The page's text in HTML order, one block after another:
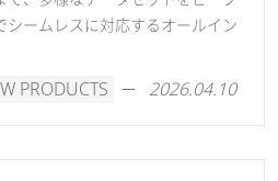
ームレスに対応するオールイン
PRODUCTS 2026.04.10